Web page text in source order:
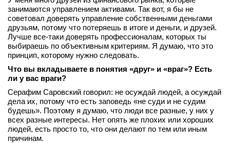
занимаются управлением активами. Так вот, я бы не
советовал доверять управление собственными деньгами
друзьям, потому что потеряешь в итоге и деньги, и друзей.
Лучше все‑таки доверять профессионалам, которых ты
выбираешь по объективным критериям. Я думаю, что это
принцип, которому нужно следовать.
Что вы вкладываете в понятия «друг» и «враг»? Есть
ли у вас враги?
Серафим Саровский говорил: не осуждай людей, а осуждай
дела их, потому что есть заповедь «не суди и не судим
будешь». Поэтому я думаю, что люди все разные, у них у
всех разные интересы. Нет опять же плохих или хороших
людей, есть просто то, что они делают по тем или иным
причинам.